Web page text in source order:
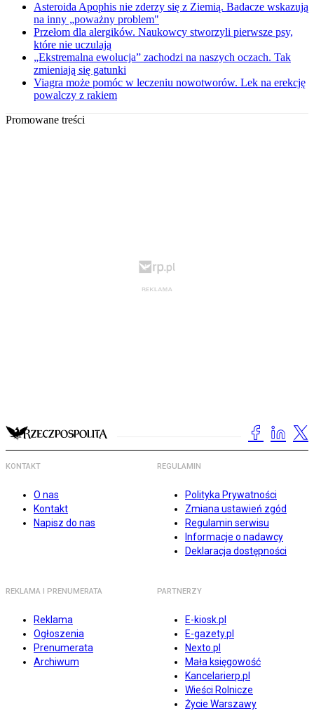
Asteroida Apophis nie zderzy się z Ziemią. Badacze wskazują
na inny „poważny problem"
Przełom dla alergików. Naukowcy stworzyli pierwsze psy,
które nie uczulają
„Ekstremalna ewolucja” zachodzi na naszych oczach. Tak
zmieniają się gatunki
Viagra może pomóc w leczeniu nowotworów. Lek na erekcję
powalczy z rakiem
Promowane treści
KONTAKT
O nas
Kontakt
Napisz do nas
REGULAMIN
Polityka Prywatności
Zmiana ustawień zgód
Regulamin serwisu
Informacje o nadawcy
Deklaracja dostępności
REKLAMA I PRENUMERATA
Reklama
Ogłoszenia
Prenumerata
Archiwum
PARTNERZY
E-kiosk.pl
E-gazety.pl
Nexto.pl
Mała księgowość
Kancelarierp.pl
Wieści Rolnicze
Życie Warszawy